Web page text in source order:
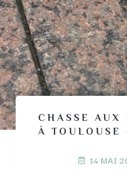
CHASSE AUX
À TOULOUSE
14 MAI